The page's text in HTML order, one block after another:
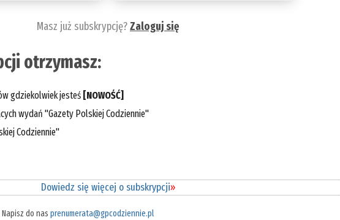
Masz już subskrypcję?Zaloguj się
otrzymasz:
gdziekolwiek jesteś [NOWOŚĆ]
wydań "Gazety Polskiej Codziennie"
Codziennie"
Dowiedz się więcej o subskrypcji»
Napisz do nasprenumerata@gpcodziennie.pl